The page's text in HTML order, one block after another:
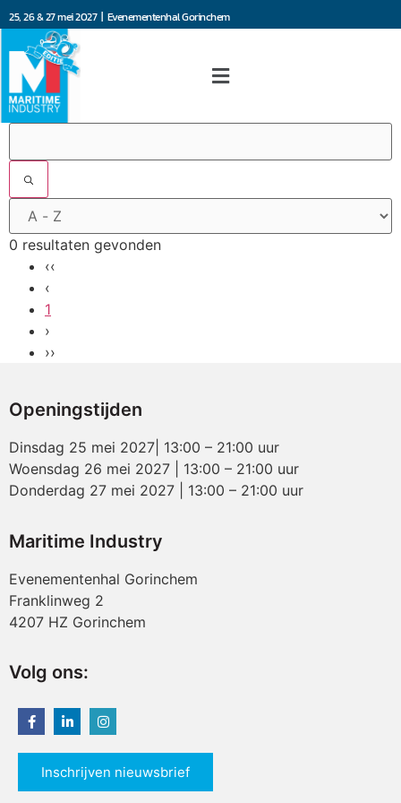
25, 26 & 27 mei 2027 | Evenementenhal Gorinchem
0 resultaten gevonden
‹‹
‹
1
›
››
Openingstijden
Dinsdag 25 mei 2027| 13:00 – 21:00 uur
Woensdag 26 mei 2027 | 13:00 – 21:00 uur
Donderdag 27 mei 2027 | 13:00 – 21:00 uur
Maritime Industry
Evenementenhal Gorinchem
Franklinweg 2
4207 HZ Gorinchem
Volg ons:
Inschrijven nieuwsbrief